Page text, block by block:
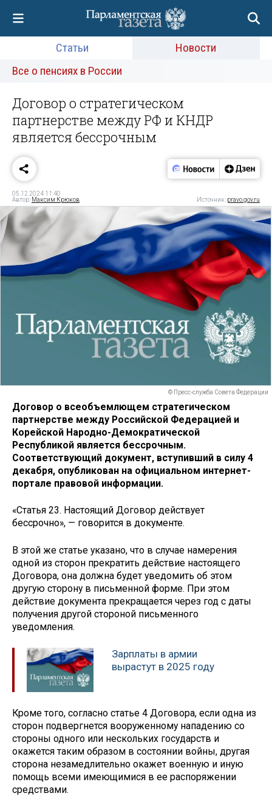
Статьи
Новости
Все о пенсиях в России
Договор о стратегическом
партнерстве между РФ и КНДР
является бессрочным
05.12.2024 11:40
Автор: Максим Крюков Источник: pravo.gov.ru
© Пресс-служба Совета Федерации
Договор о всеобъемлющем стратегическом
партнерстве между Российской Федерацией и
Корейской Народно-Демократической
Республикой является бессрочным.
Соответствующий документ, вступивший в силу 4
декабря, опубликован на официальном интернет-
портале правовой информации.
«Статья 23. Настоящий Договор действует
бессрочно», — говорится в документе.
В этой же статье указано, что в случае намерения
одной из сторон прекратить действие настоящего
Договора, она должна будет уведомить об этом
другую сторону в письменной форме. При этом
действие документа прекращается через год с даты
получения другой стороной письменного
уведомления.
Зарплаты в армии
вырастут в 2025 году
Кроме того, согласно статье 4 Договора, если одна из
сторон подвергнется вооруженному нападению со
стороны одного или нескольких государств и
окажется таким образом в состоянии войны, другая
сторона незамедлительно окажет военную и иную
помощь всеми имеющимися в ее распоряжении
средствами.